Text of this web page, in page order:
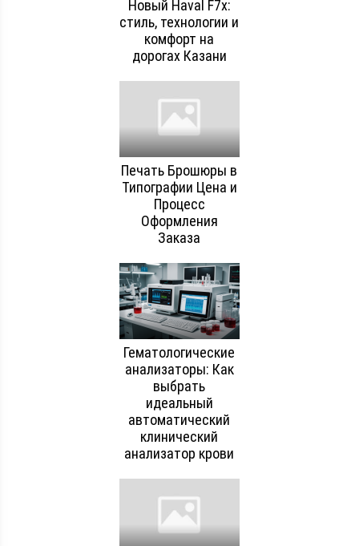
Новый Haval F7x:
стиль, технологии и
комфорт на
дорогах Казани
Печать Брошюры в
Типографии Цена и
Процесс
Оформления
Заказа
Гематологические
анализаторы: Как
выбрать
идеальный
автоматический
клинический
анализатор крови